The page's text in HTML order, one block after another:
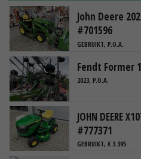
John Deere
#701596
GEBRUIKT, P.O.A.
Fendt Former
2023, P.O.A.
JOHN DEERE
#777371
GEBRUIKT, € 3.395